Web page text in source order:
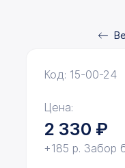
Код: 15-00-24
Цена:
2 330 ₽
+185 р. Забор